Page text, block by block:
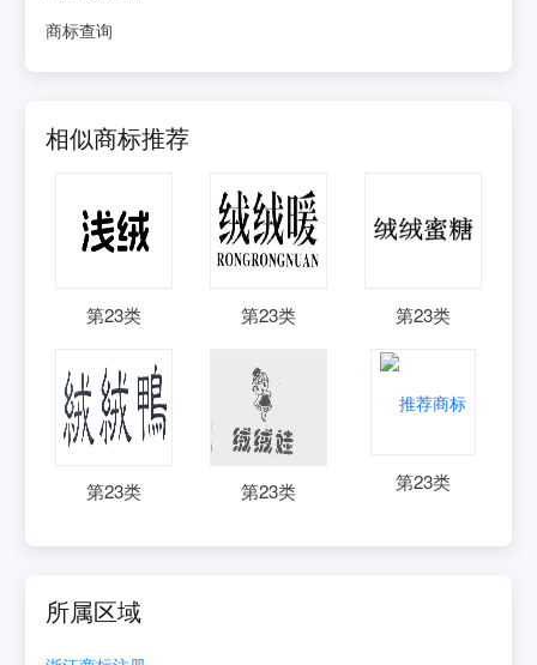
商标查询
相似商标推荐
第23类 第23类 第23类
第23类 第23类 第23类
所属区域